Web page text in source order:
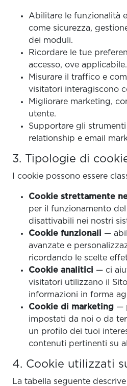
Abilitare le funzionalità
come sicurezza,
dei moduli.
Ricordare le tue
accesso, ove applicabile.
Misurare il traffico e
visitatori interagiscono
Migliorare marketing,
utente.
Supportare gli
relationship e email
3. Tipologie di
I cookie possono essere
Cookie strettamente
per il funzionamento
disattivabili nei nostri
Cookie funzionali —
avanzate e
ricordando le scelte
Cookie analitici — ci
visitatori utilizzano il
informazioni in forma
Cookie di marketing —
impostati da noi o da
un profilo dei tuoi
contenuti pertinenti su
4. Cookie utilizzati
La tabella seguente